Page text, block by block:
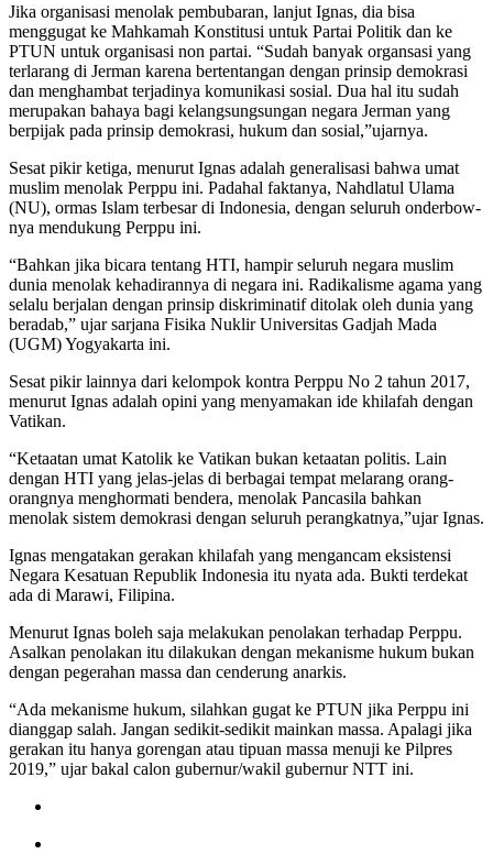
Jika organisasi menolak pembubaran, lanjut Ignas, dia bisa
menggugat ke Mahkamah Konstitusi untuk Partai Politik dan ke
PTUN untuk organisasi non partai. “Sudah banyak organsasi yang
terlarang di Jerman karena bertentangan dengan prinsip demokrasi
dan menghambat terjadinya komunikasi sosial. Dua hal itu sudah
merupakan bahaya bagi kelangsungsungan negara Jerman yang
berpijak pada prinsip demokrasi, hukum dan sosial,”ujarnya.
Sesat pikir ketiga, menurut Ignas adalah generalisasi bahwa umat
muslim menolak Perppu ini. Padahal faktanya, Nahdlatul Ulama
(NU), ormas Islam terbesar di Indonesia, dengan seluruh onderbow-
nya mendukung Perppu ini.
“Bahkan jika bicara tentang HTI, hampir seluruh negara muslim
dunia menolak kehadirannya di negara ini. Radikalisme agama yang
selalu berjalan dengan prinsip diskriminatif ditolak oleh dunia yang
beradab,” ujar sarjana Fisika Nuklir Universitas Gadjah Mada
(UGM) Yogyakarta ini.
Sesat pikir lainnya dari kelompok kontra Perppu No 2 tahun 2017,
menurut Ignas adalah opini yang menyamakan ide khilafah dengan
Vatikan.
“Ketaatan umat Katolik ke Vatikan bukan ketaatan politis. Lain
dengan HTI yang jelas-jelas di berbagai tempat melarang orang-
orangnya menghormati bendera, menolak Pancasila bahkan
menolak sistem demokrasi dengan seluruh perangkatnya,”ujar Ignas.
Ignas mengatakan gerakan khilafah yang mengancam eksistensi
Negara Kesatuan Republik Indonesia itu nyata ada. Bukti terdekat
ada di Marawi, Filipina.
Menurut Ignas boleh saja melakukan penolakan terhadap Perppu.
Asalkan penolakan itu dilakukan dengan mekanisme hukum bukan
dengan pegerahan massa dan cenderung anarkis.
“Ada mekanisme hukum, silahkan gugat ke PTUN jika Perppu ini
dianggap salah. Jangan sedikit-sedikit mainkan massa. Apalagi jika
gerakan itu hanya gorengan atau tipuan massa menuji ke Pilpres
2019,” ujar bakal calon gubernur/wakil gubernur NTT ini.